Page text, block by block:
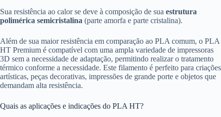
Sua resistência ao calor se deve à composição de sua estrutura
polimérica semicristalina (parte amorfa e parte cristalina).
Além de sua maior resistência em comparação ao PLA comum, o PLA
HT Premium é compatível com uma ampla variedade de impressoras
3D sem a necessidade de adaptação, permitindo realizar o tratamento
térmico conforme a necessidade. Este filamento é perfeito para criações
artísticas, peças decorativas, impressões de grande porte e objetos que
demandam alta resistência.
Quais as aplicações e indicações do PLA HT?